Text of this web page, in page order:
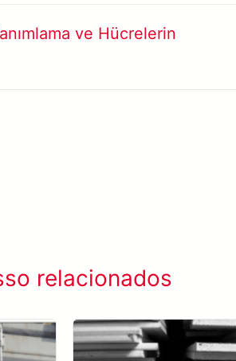
ve Hücrelerin
relacionados